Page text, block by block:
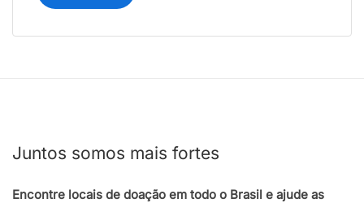
Juntos somos mais fortes
Encontre locais de doação em todo o Brasil e ajude as